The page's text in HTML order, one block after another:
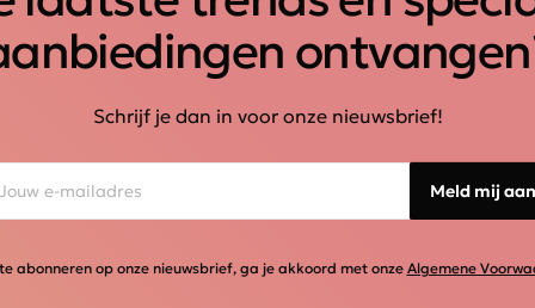
Schrijf je dan in voor onze nieuwsbrief!
Meld mij aan
abonneren op onze nieuwsbrief, ga je akkoord met onze Algemene